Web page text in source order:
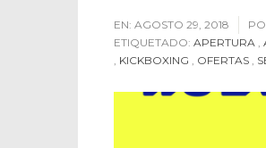
EN: AGOSTO 29, 2018
ETIQUETADO: APERTURA
KICKBOXING OFERTAS